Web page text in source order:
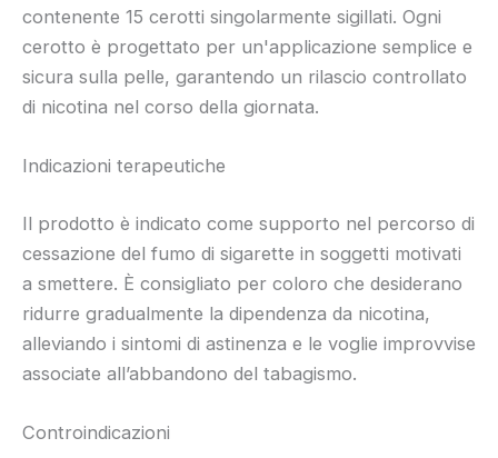
contenente 15 cerotti singolarmente sigillati. Ogni
cerotto è progettato per un'applicazione semplice e
sicura sulla pelle, garantendo un rilascio controllato
di nicotina nel corso della giornata.
Indicazioni terapeutiche
Il prodotto è indicato come supporto nel percorso di
cessazione del fumo di sigarette in soggetti motivati
a smettere. È consigliato per coloro che desiderano
ridurre gradualmente la dipendenza da nicotina,
alleviando i sintomi di astinenza e le voglie improvvise
associate all’abbandono del tabagismo.
Controindicazioni